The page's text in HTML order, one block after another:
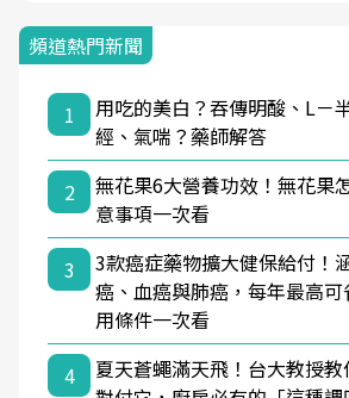
頻道熱門新聞
1
用吃的美白？吞傳明酸、L－
經、氣喘？藥師解答
2
無花果6大營養功效！無花果
意事項一次看
3
3款癌症藥物擴大健保給付！
癌、血癌與肺癌，每年最高
用條件一次看
4
夏天蒼蠅滿天飛！台大教授教